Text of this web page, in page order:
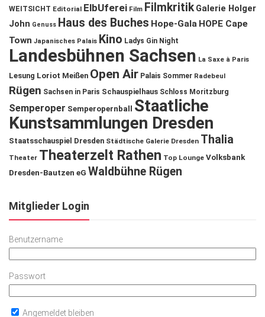
WEITSICHT Editorial ElbUferei Film Filmkritik Galerie Holger
John Genuss Haus des Buches Hope-Gala HOPE Cape
Town Japanisches Palais Kino Ladys Gin Night
Landesbühnen Sachsen La Saxe à Paris
Lesung Loriot Meißen Open Air Palais Sommer Radebeul
Rügen Sachsen in Paris Schauspielhaus Schloss Moritzburg
Semperoper Semperopernball
Staatliche
Kunstsammlungen Dresden
Staatsschauspiel Dresden Städtische Galerie Dresden Thalia
Theater Theaterzelt Rathen Top Lounge Volksbank
Dresden-Bautzen eG Waldbühne Rügen
Mitglieder Login
Benutzername
Passwort
Angemeldet bleiben